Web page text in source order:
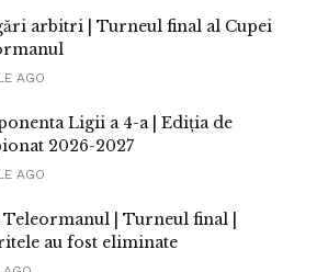
arbitri | Turneul final al Cupei
AGO
Ligii a 4-a | Ediția de
2026-2027
AGO
Teleormanul | Turneul final |
au fost eliminate